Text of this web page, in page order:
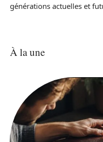
générations actuelles et
À la une